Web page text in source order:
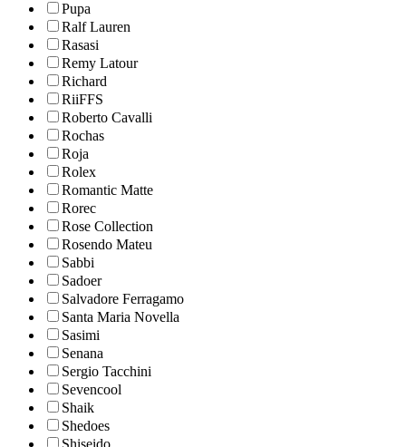
Pupa
Ralf Lauren
Rasasi
Remy Latour
Richard
RiiFFS
Roberto Cavalli
Rochas
Roja
Rolex
Romantic Matte
Rorec
Rose Collection
Rosendo Mateu
Sabbi
Sadoer
Salvadore Ferragamo
Santa Maria Novella
Sasimi
Senana
Sergio Tacchini
Sevencool
Shaik
Shedoes